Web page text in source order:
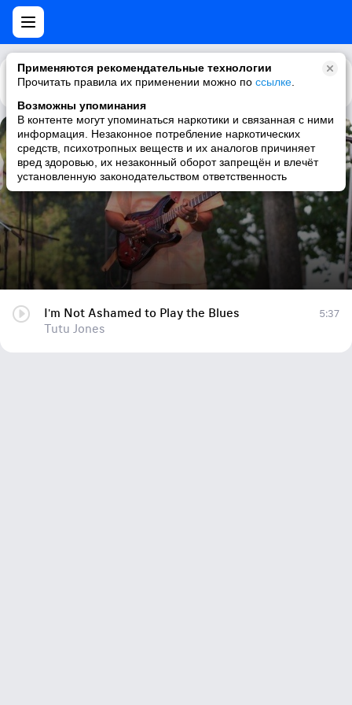
Применяются рекомендательные технологии
Прочитать правила их применении можно по ссылке
Возможны упоминания
В контенте могут упоминаться наркотики и связанная с ними
информация. Незаконное потребление наркотических
средств, психотропных веществ и их аналогов причиняет
вред здоровью, их незаконный оборот запрещён и влечёт
установленную законодательством ответственность
Каталог Рекомендации
I'm Not Ashamed to Play the Blues
Tutu Jones
I'm Not Ashamed to Play the Blues
Tutu Jones
5:37